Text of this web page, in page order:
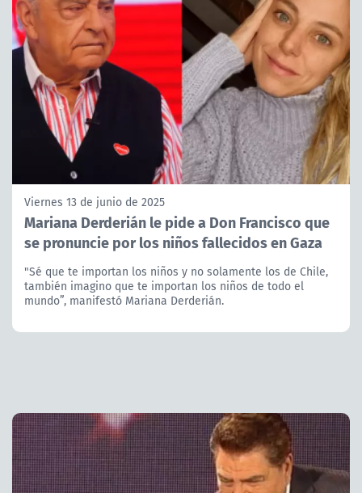
Viernes 13 de junio de 2025
Mariana Derderián le pide a Don Francisco que
se pronuncie por los niños fallecidos en Gaza
"Sé que te importan los niños y no solamente los de Chile,
también imagino que te importan los niños de todo el
mundo”, manifestó Mariana Derderián.